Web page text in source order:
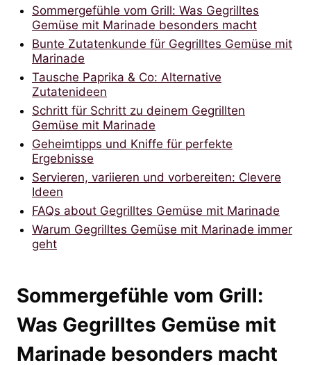
Sommergefühle vom Grill: Was Gegrilltes
Gemüse mit Marinade besonders macht
Bunte Zutatenkunde für Gegrilltes Gemüse mit
Marinade
Tausche Paprika & Co: Alternative
Zutatenideen
Schritt für Schritt zu deinem Gegrillten
Gemüse mit Marinade
Geheimtipps und Kniffe für perfekte
Ergebnisse
Servieren, variieren und vorbereiten: Clevere
Ideen
FAQs about Gegrilltes Gemüse mit Marinade
Warum Gegrilltes Gemüse mit Marinade immer
geht
Sommergefühle vom Grill:
Was Gegrilltes Gemüse mit
Marinade besonders macht